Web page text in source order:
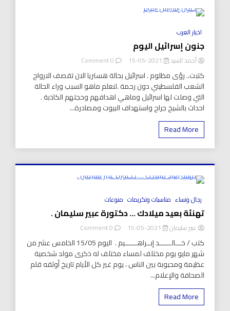
اخبار العرب
جنون إسرائيل اليوم
أحمد السيد 0 Comment
إسرائيل
اليوم
كتبت.. رؤى مظلوم . اسرائيل بحالة هستريا الان تقصف الارواح
الشعب الفلسطيني دون رحمة .لنعلم ماهو السبب وراء الحالة
التي وصلت لها اسرائيل وماهي اهدافهم وحجتهم الكاذبة .
احداث بالشيخ جراح واستهداف البيوت ومصادرة...
Read More
رجال ونساء مناسبات وتكريمات منوعات
تهنئة بعيد ميلادك … دكتورة عبير سليمان .
عبير سليمان 0 Comment
بعيد
ميلادك
…
دكتورة
كتب / خـــالــــــد إبــراهــــــيم . ‏اليوم 15/05 الخامس عشر من
شهر مايو يوم مختلف لمساء مختلف له ذكرى مولد شخصية
عظيمة ومحبوبة بين الناس ، يوم غير كل الأيام تاريخ أوثقه قلم
الصحافة والإعلام...
Read More